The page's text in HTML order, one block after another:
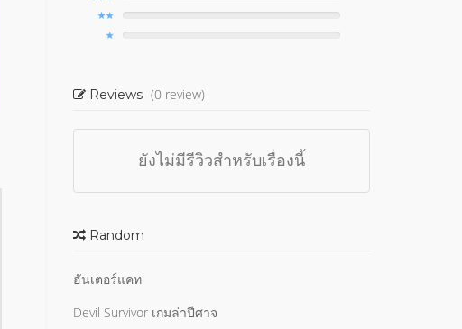
Reviews (0 review)
ยังไม่มีรีวิวสำหรับเรื่องนี้
Random
ฮันเตอร์แคท
Devil Survivor เกมล่าปีศาจ